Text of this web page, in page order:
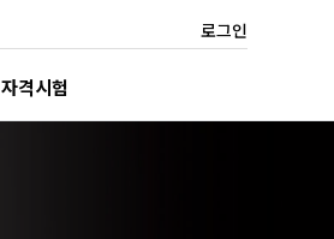
자격시험
로그인